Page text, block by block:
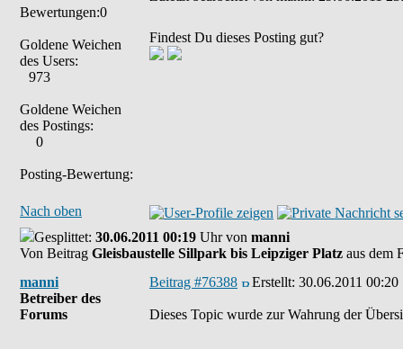
Bewertungen:0
Goldene Weichen
des Users:
973
Goldene Weichen
des Postings:
0
Posting-Bewertung:
Findest Du dieses Posting gut?
Nach oben
Gesplittet: 30.06.2011 00:19 Uhr von manni
Von Beitrag Gleisbaustelle Sillpark bis Leipziger Platz aus dem
manni
Betreiber des
Forums
Beitrag #76388 Erstellt: 30.06.2011 00:20
Dieses Topic wurde zur Wahrung der